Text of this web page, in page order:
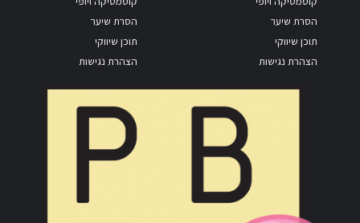
הסרת שיער
תוכן שיווקי
הצהרת נגישות
הסרת שיער
תוכן שיווקי
הצהרת נגישות